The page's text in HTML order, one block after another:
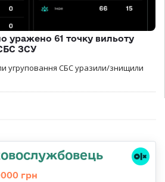
уражено 61 точку вильоту
ЗСУ
угруповання СБС уразили/знищили
грн